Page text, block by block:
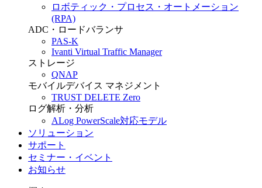
ロボティック・プロセス・オートメーション
(RPA)
ADC・ロードバランサ
PAS-K
Ivanti Virtual Traffic Manager
ストレージ
QNAP
モバイルデバイス マネジメント
TRUST DELETE Zero
ログ解析・分析
ALog PowerScale対応モデル
ソリューション
サポート
セミナー・イベント
お知らせ